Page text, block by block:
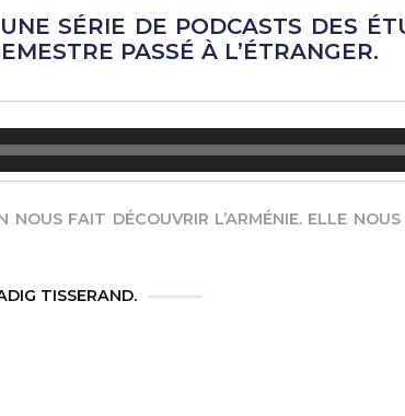
SÉRIE DE PODCASTS DES
PASSÉ À L’ÉTRANGER.
NOUS FAIT DÉCOUVRIR L’ARMÉNIE. ELLE
TISSERAND.